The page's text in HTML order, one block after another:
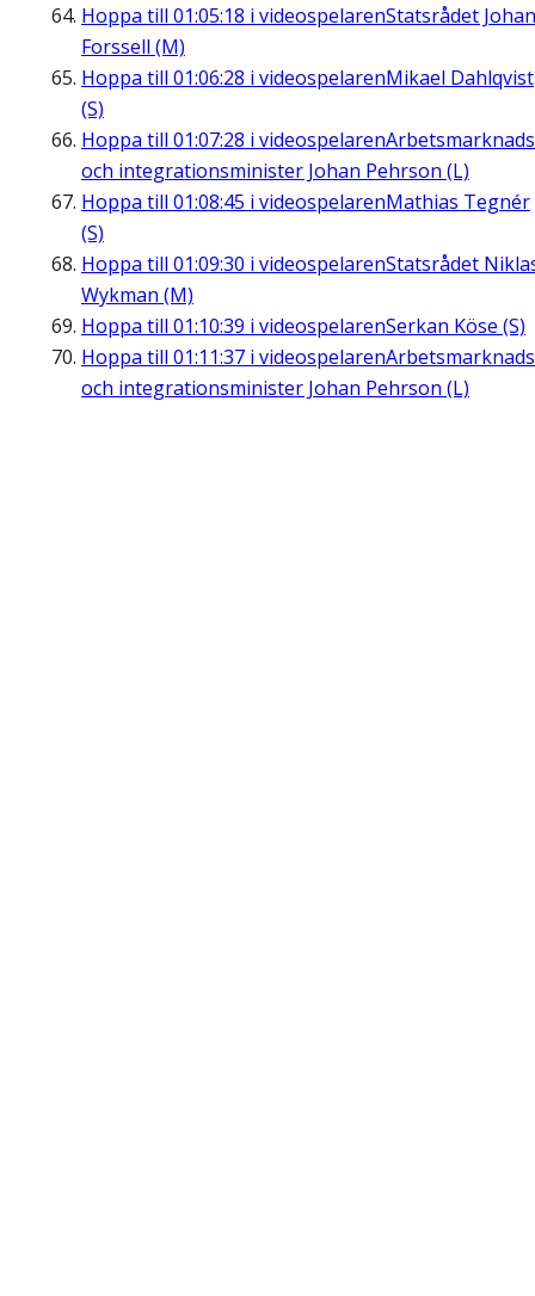
Hoppa till 01:05:18 i videospelarenStatsrådet Johan
Forssell (M)
Hoppa till 01:06:28 i videospelarenMikael Dahlqvist
(S)
Hoppa till 01:07:28 i videospelaren
och integrationsminister Johan Pehrson (L)
Hoppa till 01:08:45 i videospelarenMathias Tegnér
(S)
Hoppa till 01:09:30 i videospelarenStatsrådet
Wykman (M)
Hoppa till 01:10:39 i videospelarenSerkan Köse (S)
Hoppa till 01:11:37 i videospelaren
och integrationsminister Johan Pehrson (L)